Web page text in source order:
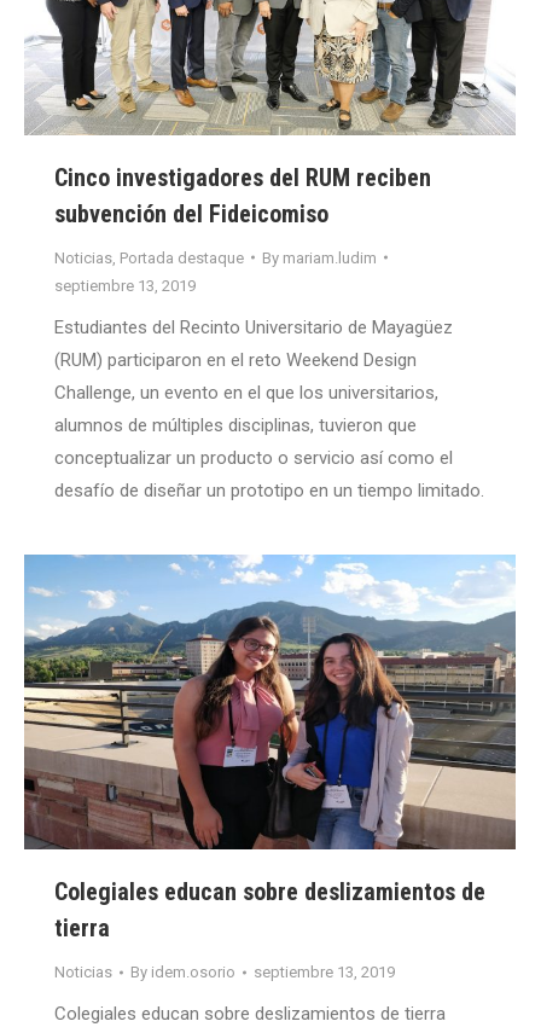
Cinco investigadores del RUM reciben
subvención del Fideicomiso
Noticias Portada destaque By mariam.ludim
septiembre 13, 2019
Estudiantes del Recinto Universitario de Mayagüez
(RUM) participaron en el reto Weekend Design
Challenge, un evento en el que los universitarios,
alumnos de múltiples disciplinas, tuvieron que
conceptualizar un producto o servicio así como el
desafío de diseñar un prototipo en un tiempo limitado.
Colegiales educan sobre deslizamientos de
tierra
Noticias By idem.osorio septiembre 13, 2019
Colegiales educan sobre deslizamientos de tierra